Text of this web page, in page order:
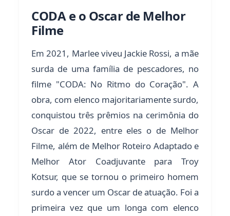
CODA e o Oscar de Melhor
Filme
Em 2021, Marlee viveu Jackie Rossi, a mãe
surda de uma família de pescadores, no
filme "CODA: No Ritmo do Coração". A
obra, com elenco majoritariamente surdo,
conquistou três prêmios na cerimônia do
Oscar de 2022, entre eles o de Melhor
Filme, além de Melhor Roteiro Adaptado e
Melhor Ator Coadjuvante para Troy
Kotsur, que se tornou o primeiro homem
surdo a vencer um Oscar de atuação. Foi a
primeira vez que um longa com elenco